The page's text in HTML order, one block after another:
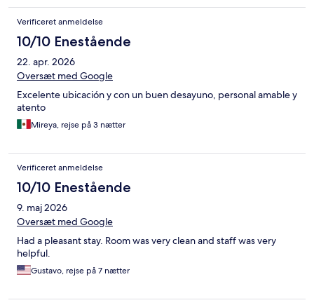
Verificeret anmeldelse
10/10 Enestående
22. apr. 2026
Oversæt med Google
Excelente ubicación y con un buen desayuno, personal amable y
atento
Mireya, rejse på 3 nætter
Verificeret anmeldelse
10/10 Enestående
9. maj 2026
Oversæt med Google
Had a pleasant stay. Room was very clean and staff was very
helpful.
Gustavo, rejse på 7 nætter